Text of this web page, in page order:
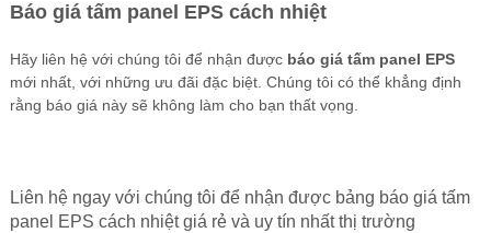
Báo giá tấm panel EPS cách nhiệt
Hãy liên hệ với chúng tôi để nhận được báo giá tấm panel EPS
mới nhất, với những ưu đãi đặc biệt. Chúng tôi có thể khẳng định
rằng báo giá này sẽ không làm cho bạn thất vọng.
Liên hệ ngay với chúng tôi để nhận được bảng báo giá tấm
panel EPS cách nhiệt giá rẻ và uy tín nhất thị trường